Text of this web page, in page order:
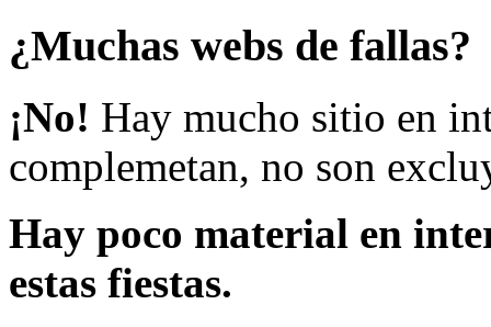
¿Muchas webs de fallas?
¡No! Hay mucho sitio en
complemetan, no son
Hay poco material en
estas fiestas.